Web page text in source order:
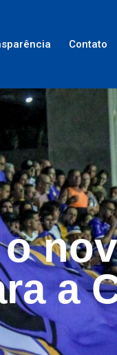
Contato
a